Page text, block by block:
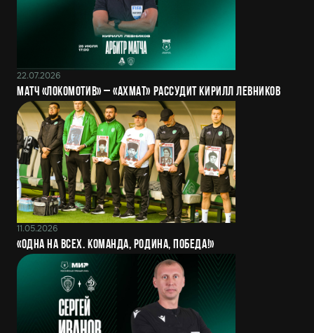
22.07.2026
Матч «Локомотив» – «Ахмат» рассудит Кирилл Левников
11.05.2026
«Одна на всех. Команда, Родина, Победа!»